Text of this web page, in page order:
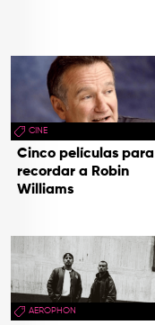
CINE
Cinco películas para
recordar a Robin
Williams
AEROPHON